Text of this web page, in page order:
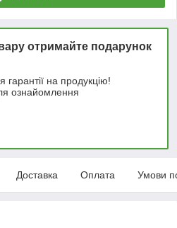
отримайте подарунок
на продукцію!
ознайомлення
Доставка Оплата Умови